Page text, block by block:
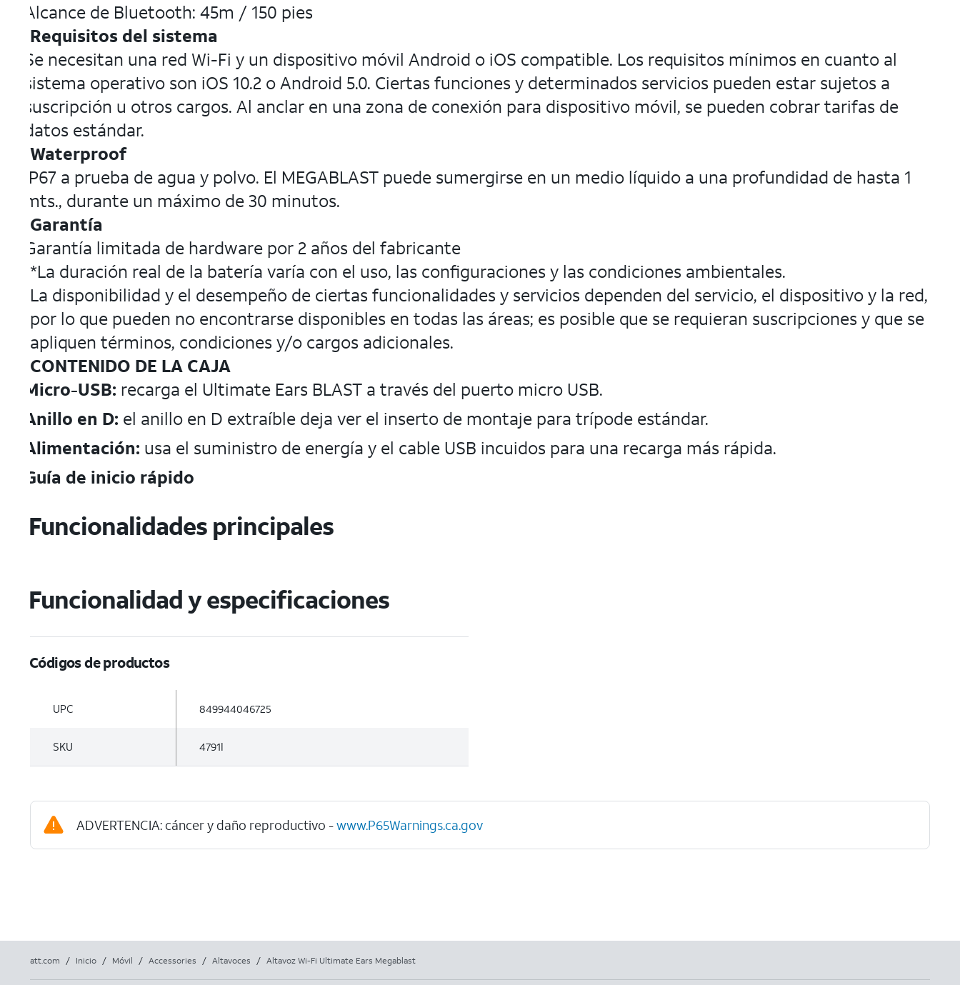
Alcance de Bluetooth: 45m / 150 pies
Requisitos del sistema
Se necesitan una red Wi-Fi y un dispositivo móvil Android o iOS compatible. Los requisitos mínimos en cuanto al
sistema operativo son iOS 10.2 o Android 5.0. Ciertas funciones y determinados servicios pueden estar sujetos a
suscripción u otros cargos. Al anclar en una zona de conexión para dispositivo móvil, se pueden cobrar tarifas de
datos estándar.
Waterproof
IP67 a prueba de agua y polvo. El MEGABLAST puede sumergirse en un medio líquido a una profundidad de hasta 1
mts., durante un máximo de 30 minutos.
Garantía
Garantía limitada de hardware por 2 años del fabricante
*La duración real de la batería varía con el uso, las configuraciones y las condiciones ambientales.
La disponibilidad y el desempeño de ciertas funcionalidades y servicios dependen del servicio, el dispositivo y la red,
por lo que pueden no encontrarse disponibles en todas las áreas; es posible que se requieran suscripciones y que se
apliquen términos, condiciones y/o cargos adicionales.
CONTENIDO DE LA CAJA
Micro-USB: recarga el Ultimate Ears BLAST a través del puerto micro USB.
Anillo en D: el anillo en D extraíble deja ver el inserto de montaje para trípode estándar.
Alimentación: usa el suministro de energía y el cable USB incuidos para una recarga más rápida.
Guía de inicio rápido
Funcionalidades principales
Funcionalidad y especificaciones
Códigos de productos
UPC 849944046725
SKU 4791I
ADVERTENCIA: cáncer y daño reproductivo -www.P65Warnings.ca.gov
att.com / Inicio / Móvil / Accessories / Altavoces / Altavoz Wi-Fi Ultimate Ears Megablast